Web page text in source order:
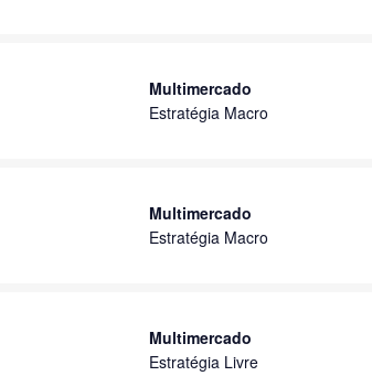
Multimercado
Estratégia Macro
Multimercado
Estratégia Macro
Multimercado
Estratégia Livre